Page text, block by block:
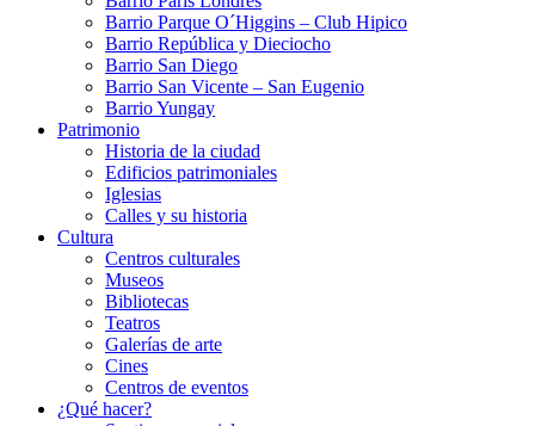
Barrio Parque O´Higgins – Club Hipico
Barrio República y Dieciocho
Barrio San Diego
Barrio San Vicente – San Eugenio
Barrio Yungay
Patrimonio
Historia de la ciudad
Edificios patrimoniales
Iglesias
Calles y su historia
Cultura
Centros culturales
Museos
Bibliotecas
Teatros
Galerí­as de arte
Cines
Centros de eventos
¿Qué hacer?